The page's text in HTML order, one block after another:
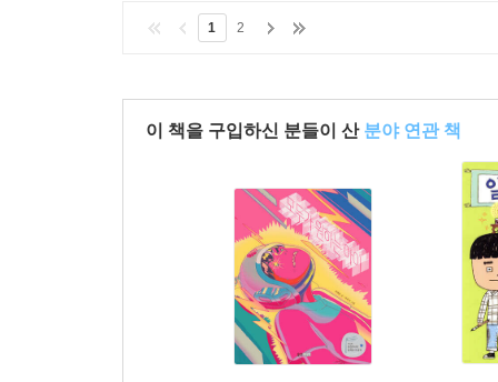
1 2
이 책을 구입하신 분들이 산 분야 연관 책